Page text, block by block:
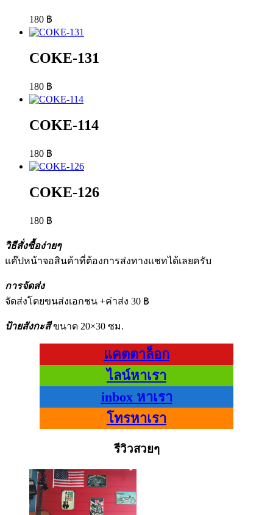
180 ฿
COKE-131
180 ฿
COKE-114
180 ฿
COKE-126
180 ฿
วิธีสั่งซื้อง่ายๆ
แค๊ปหน้าจอสินค้าที่ต้องการส่งทางแชทได้เลยครับ
การจัดส่ง
จัดส่งโดยขนส่งเอกชน +ค่าส่ง 30 ฿
ป้ายสังกะสีขนาด 20×30 ซม.
แคตตาล็อก
ไลน์หาเรา
inbox หาเรา
โทรหาเรา
รีวิวสวยๆ